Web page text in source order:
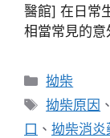
醫館] 在日常
相當常見的
分
類
拗柴
標
籤
拗柴原因
口 、 拗柴消炎